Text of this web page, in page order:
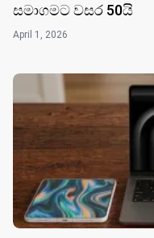
සමාගමට වසර 50​යි
April 1, 2026